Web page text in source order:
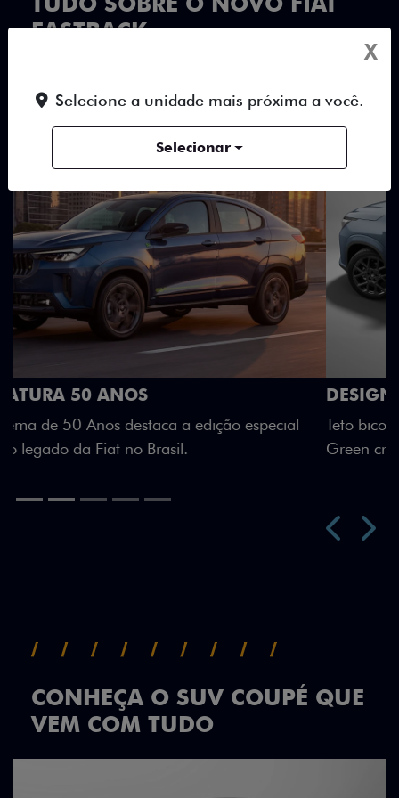
FASTBACK
DESTAQUES HÍBRIDOS
DESIGN QUE SE DESTACA
Teto bicolor, adesivos estilizados e detalhes em Citrus
Green criam uma identidade visual única.
CONHEÇA O SUV COUPÉ QUE
VEM COM TUDO
X
Selecione a unidade mais próxima a você.
Selecionar